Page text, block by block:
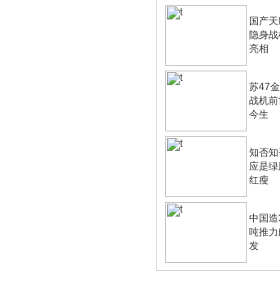
国产
隐身
亮相
苏47
战机
今生
知否
应是
红瘦
中国造
吨推
发